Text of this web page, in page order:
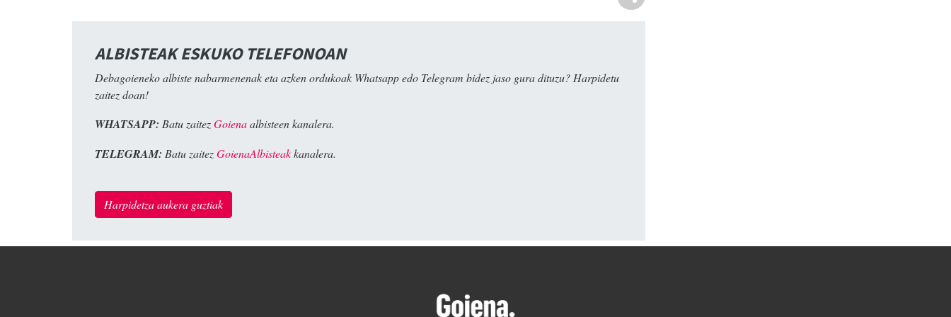
ALBISTEAK ESKUKO TELEFONOAN
Debagoieneko albiste nabarmenenak eta azken ordukoak Whatsapp edo Telegram bidez jaso gura dituzu? Harpidetu
zaitez doan!
WHATSAPP: Batu zaitezGoienaalbisteen kanalera.
TELEGRAM: Batu zaitezGoienaAlbisteakkanalera.
Harpidetza aukera guztiak